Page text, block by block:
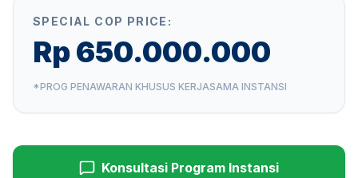
SPECIAL COP PRICE:
Rp 650.000.000
*PROG PENAWARAN KHUSUS KERJASAMA INSTANSI
Konsultasi Program Instansi